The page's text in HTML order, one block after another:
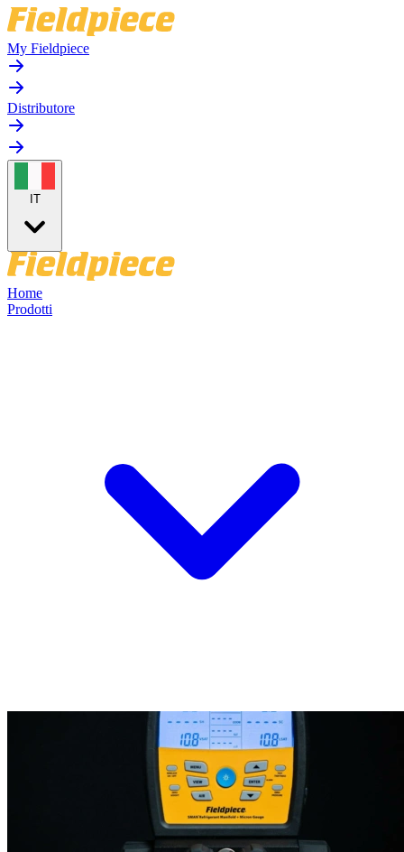
My Fieldpiece
Distributore
IT
Home
Prodotti